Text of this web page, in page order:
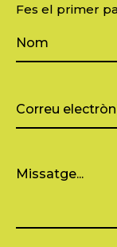
Fes el primer